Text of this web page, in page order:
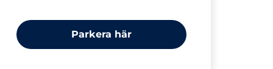
Parkera här